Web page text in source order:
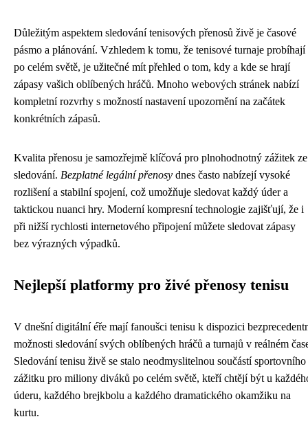
Důležitým aspektem sledování tenisových přenosů živě je časové
pásmo a plánování. Vzhledem k tomu, že tenisové turnaje probíhají
po celém světě, je užitečné mít přehled o tom, kdy a kde se hrají
zápasy vašich oblíbených hráčů. Mnoho webových stránek nabízí
kompletní rozvrhy s možností nastavení upozornění na začátek
konkrétních zápasů.
Kvalita přenosu je samozřejmě klíčová pro plnohodnotný zážitek ze
sledování. Bezplatné legální přenosy dnes často nabízejí vysoké
rozlišení a stabilní spojení, což umožňuje sledovat každý úder a
taktickou nuanci hry. Moderní kompresní technologie zajišťují, že i
při nižší rychlosti internetového připojení můžete sledovat zápasy
bez výrazných výpadků.
Nejlepší platformy pro živé přenosy tenisu
V dnešní digitální éře mají fanoušci tenisu k dispozici
možnosti sledování svých oblíbených hráčů a turnajů v reálném
Sledování tenisu živě se stalo neodmyslitelnou součástí sportovního
zážitku pro miliony diváků po celém světě, kteří chtějí být u
úderu, každého brejkbolu a každého dramatického okamžiku na
kurtu.